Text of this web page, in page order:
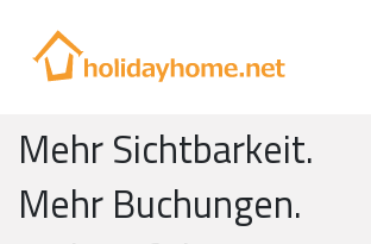
Mehr Sichtbarkeit.
Mehr Buchungen.